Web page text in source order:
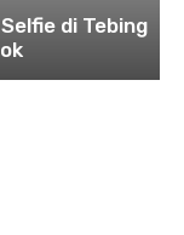
di Tebing